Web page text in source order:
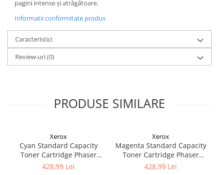
pagini intense și atrăgătoare.
Informatii conformitate produs
Caracteristici
Review-uri(0)
PRODUSE SIMILARE
Xerox
Cyan Standard Capacity
Toner Cartridge Phaser
6510/WorkCentre 6515
428,99 Lei
Xerox
Magenta Standard Capacity
Toner Cartridge Phaser
6510/WorkCentre 6515
428,99 Lei